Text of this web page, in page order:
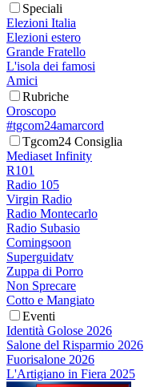
Speciali
Elezioni Italia
Elezioni estero
Grande Fratello
L'isola dei famosi
Amici
Rubriche
Oroscopo
#tgcom24amarcord
Tgcom24 Consiglia
Mediaset Infinity
R101
Radio 105
Virgin Radio
Radio Montecarlo
Radio Subasio
Comingsoon
Superguidatv
Zuppa di Porro
Non Sprecare
Cotto e Mangiato
Eventi
Identità Golose 2026
Salone del Risparmio 2026
Fuorisalone 2026
L'Artigiano in Fiera 2025